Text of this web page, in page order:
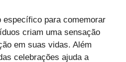
específico para comemorar
criam uma sensação
em suas vidas. Além
celebrações ajuda a